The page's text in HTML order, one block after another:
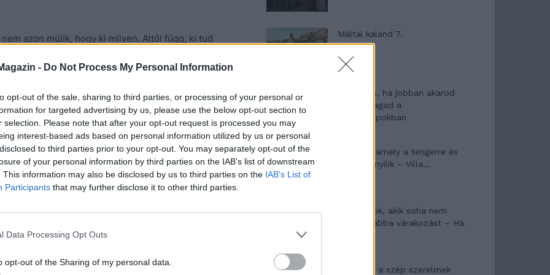
- Do Not Process My Personal Information
opt-out of the sale, sharing to third parties, or processing of your personal or
for targeted advertising by us, please use the below opt-out section to
selection. Please note that after your opt-out request is processed you may
interest-based ads based on personal information utilized by us or personal
to third parties prior to your opt-out. You may separately opt-out of the
of your personal information by third parties on the IAB’s list of downstream
This information may also be disclosed by us to third parties on the IAB’s List of
Participants that may further disclose it to other third parties.
Data Processing Opt Outs
opt-out of the Sharing of my personal data.
azon múlik, hogy ki milyen. Attól függ, ki tud
Ez az elfogadás komoly probléma egész
kezelünk: vártak, akartak-e bennünket a
kimutatni a szeretetüket? Megfeleltünk-e az
volna? Hogyan viszonyultak hozzánk, ha nem úgy
együttesen magukban hordozzák a világhoz és
tudnunk, hogy számít-e a véleményünk, a
nem vagyunk elég jók, szépek, okosak,
barátságainkra és a párválasztásainkra is. Ha
elhinni, hogy szerethetők vagyunk. Azt sem,
hogy lehetetlen bennünket szeretni,
nem lehet orvosolni, vagy mi képtelenek
valami, megkeressük a számunkra ismerősen bántó
Máltai kaland 7.
10 tanács, ha jobban akarod
érezni magad a
hétköznapokban
Egy ház, amely a tengerre és
a fényre nyílik – Villa...
A családok, akik soha nem
hagyták abba várakozást – Ha
Panna és a szép szerelmek